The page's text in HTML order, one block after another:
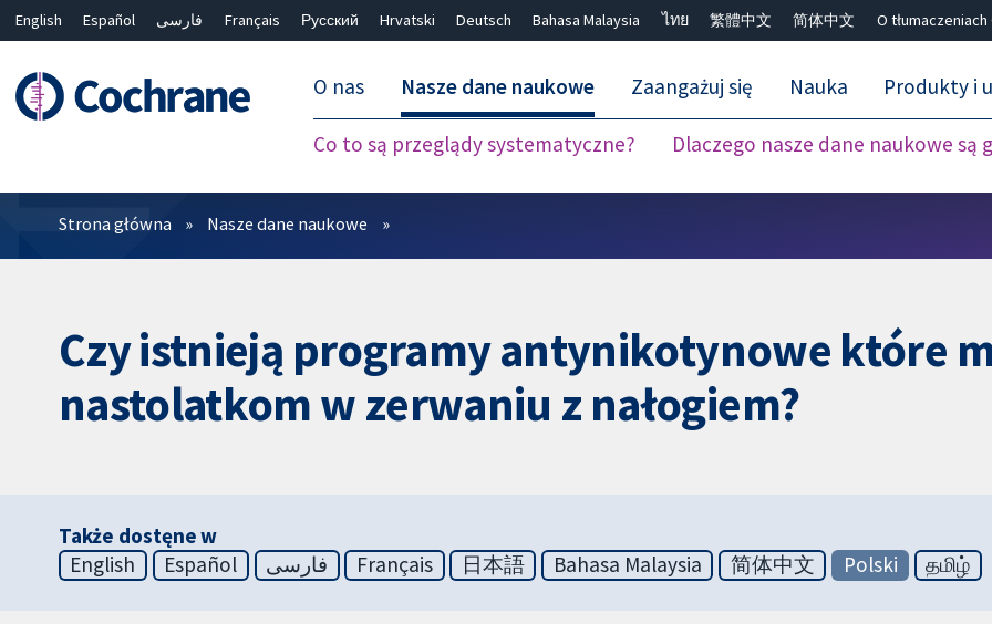
English Español فارسی Français Русский Hrvatski Deutsch Bahasa Malaysia ไทย 繁體中文 简体中文 O tłumaczeniach
O nas Nasze dane naukowe
Co to są przeglądy systematyczne? Dlaczego nasze dane naukowe są
Zaangażuj się Nauka Produkty i
Filtry
Strona główna Nasze dane naukowe
Czy istnieją programy antynikotynowe które
nastolatkom w zerwaniu z nałogiem?
Także dostęne w
English
Español فارسی Français 日本語 Bahasa Malaysia 简体中文 Polski தமிழ்